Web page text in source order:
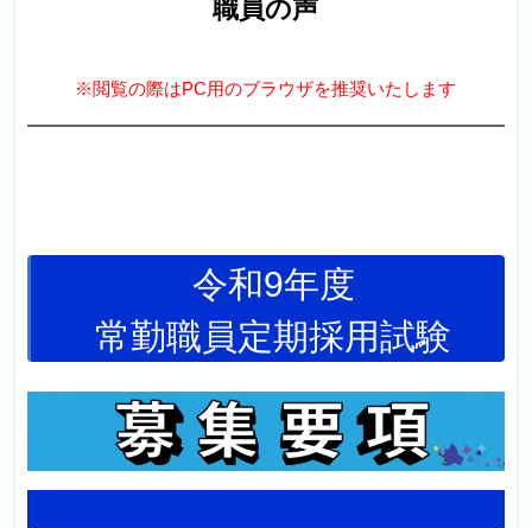
職員の声
※閲覧の際はPC用のブラウザを推奨いたします
令和9年度
常勤職員定期採用試験